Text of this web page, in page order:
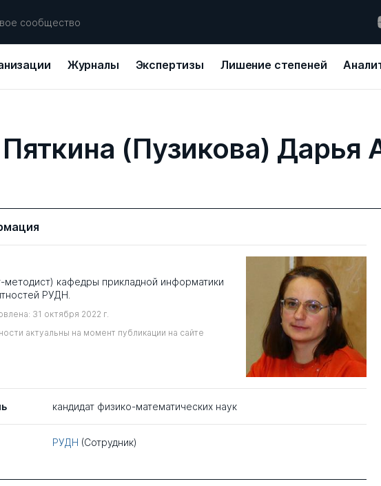
сообщество
Журналы Экспертизы Лишение степеней
Пяткина (Пузикова) Дарья
методист) кафедры прикладной информатики
РУДН.
31 октября 2022 г.
актуальны на момент публикации на сайте
кандидат физико-математических наук
РУДН (Сотрудник)